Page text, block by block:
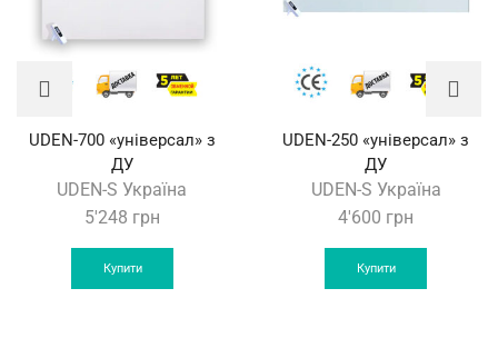
UDEN-700 «універсал» з
ДУ
UDEN-S Україна
5'248 грн
Купити
UDEN-250 «універсал» з
ДУ
UDEN-S Україна
4'600 грн
Купити